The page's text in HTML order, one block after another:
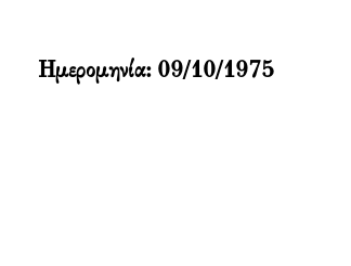
Ημερομηνία: 09/10/1975